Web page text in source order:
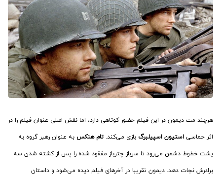
هرچند مت دیمون در این فیلم حضور کوتاهی دارد، اما نقش اصلی عنوان فیلم را در
اثر حماسی استیون اسپیلبرگ بازی می‌کند. تام هنکس به عنوان رهبر گروه به
پشت خطوط دشمن می‌رود تا سرباز چترباز مفقود شده را پس از کشته شدن سه
برادرش نجات دهد. دیمون تقریبا در آخرهای فیلم دیده می‌شود و داستان